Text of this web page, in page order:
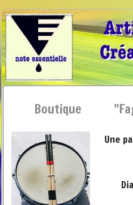
Boutique
Une